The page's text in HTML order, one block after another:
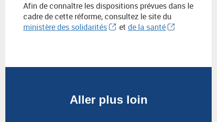
Afin de connaître les dispositions prévues dans le
cadre de cette réforme, consultez le site du
ministère des solidarités
et de la santé
Aller plus loin